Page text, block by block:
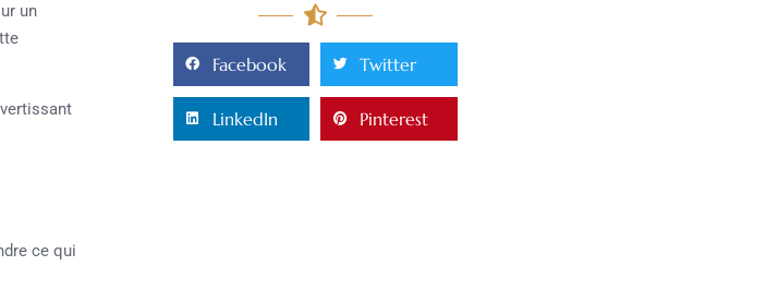
un
ce qui
Facebook Twitter
LinkedIn Pinterest